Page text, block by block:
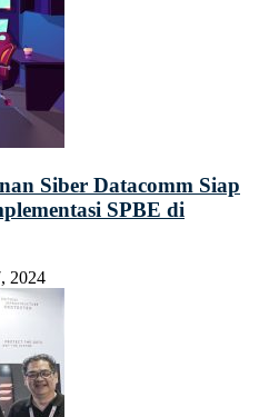
Siber Datacomm Siap
SPBE di
2024